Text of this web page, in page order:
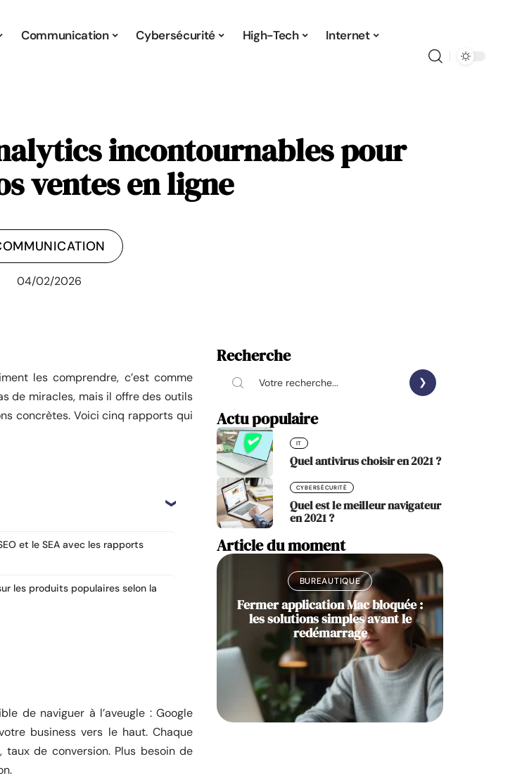
Communication Cybersécurité High-Tech Internet
incontournables pour
ventes en ligne
04/02/2026
les comprendre, c’est comme
de miracles, mais il offre des outils
concrètes. Voici cinq rapports qui
et le SEA avec les rapports
les produits populaires selon la
de naviguer à l’aveugle : Google
business vers le haut. Chaque
de conversion. Plus besoin de
Recherche
Actu populaire
IT
Quel antivirus choisir en 2021 ?
CYBERSÉCURITÉ
Quel est le meilleur navigateur
en 2021 ?
Article du moment
BUREAUTIQUE
Fermer application Mac bloquée :
les solutions simples avant le
redémarrage